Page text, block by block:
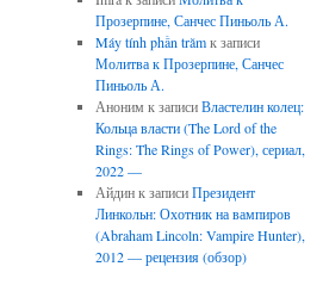
Прозерпине, Санчес Пиньоль А.
Máy tính phần trămк записи
Молитва к Прозерпине, Санчес
Пиньоль А.
Аноним к записиВластелин колец:
Кольца власти (The Lord of the
Rings: The Rings of Power), сериал,
2022 —
Айдинк записиПрезидент
Линкольн: Охотник на вампиров
(Abraham Lincoln: Vampire Hunter),
2012 — рецензия (обзор)